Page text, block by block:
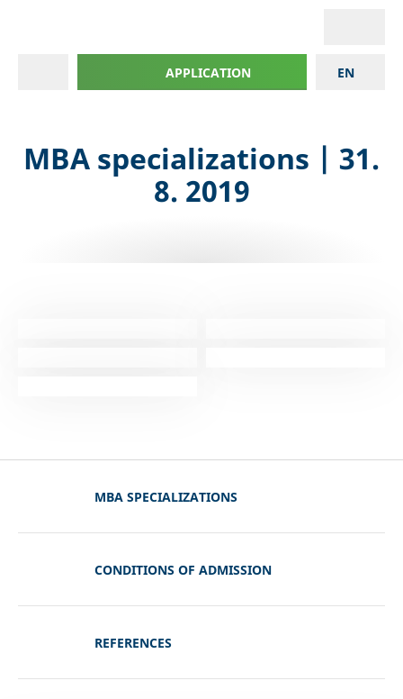
EN
APPLICATION
MBA specializations | 31.
8. 2019
MBA SPECIALIZATIONS
CONDITIONS OF ADMISSION
REFERENCES